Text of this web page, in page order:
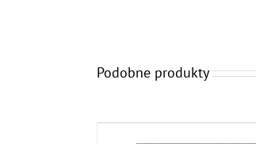
Podobne produkty